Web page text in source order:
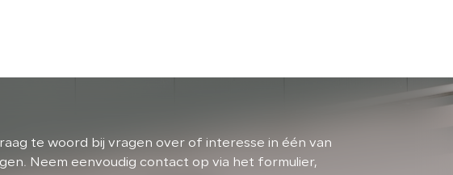
te woord bij vragen over of interesse in één van
Neem eenvoudig contact op via het formulier,